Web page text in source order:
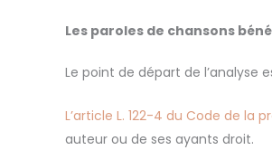
Les paroles de chansons
Le point de départ de l’analyse
L’article L. 122-4 du Code de la
auteur ou de ses ayants droit.